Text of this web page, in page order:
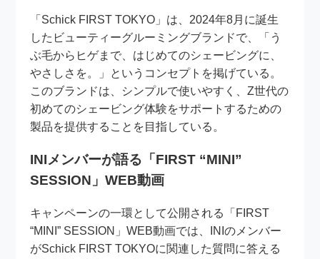
「Schick FIRST TOKYO」は、2024年8月に誕生
したビューティーグルーミングブランドで、「う
ぶ毛からヒゲまで、はじめてのシェービングに、
やさしさを。」というコンセプトを掲げている。
このブランドは、シンプルで使いやすく、Z世代の
初めてのシェービング体験をサポートするための
製品を提供することを目指している。
INIメンバーが語る「FIRST “MINI”
SESSION」WEB動画
キャンペーンの一環として公開される「FIRST
“MINI” SESSION」WEB動画では、INIのメンバー
がSchick FIRST TOKYOに関連した質問に答える